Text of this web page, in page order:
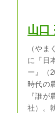
山口
（やま
に『日
ー』（
時代の
『誰が
社）。